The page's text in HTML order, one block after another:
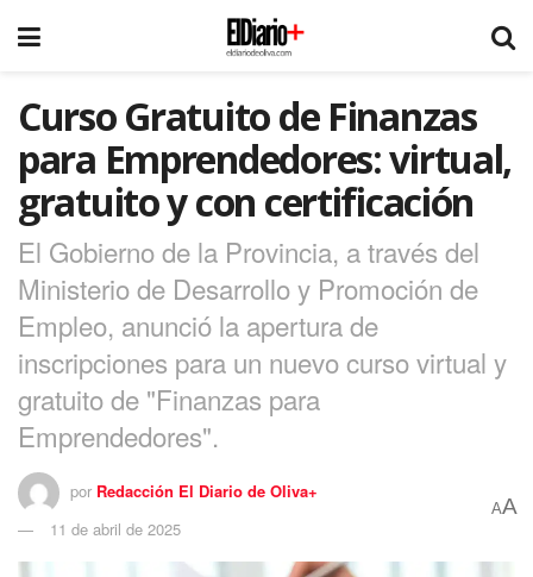
Curso Gratuito de Finanzas
para Emprendedores: virtual,
gratuito y con certificación
El Gobierno de la Provincia, a través del
Ministerio de Desarrollo y Promoción de
Empleo, anunció la apertura de
inscripciones para un nuevo curso virtual y
gratuito de "Finanzas para
Emprendedores".
por Redacción El Diario de Oliva+
11 de abril de 2025
AA